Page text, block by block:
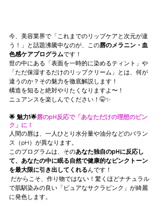
今、美容業界で「これまでのリップケアと次元が違
う！」と話題沸騰中なのが、この唇のメラニン・血
色感ケアプログラムです！
世の中にある「表面を一時的に染めるティント」や
「ただ保湿するだけのリップクリーム」とは、何が
違うのか？その魅力を徹底解説します！
構造を知ると絶対やりたくなりますよ〜！
ニュアンスを楽しんでください！🤫✨
🌟 魅力1🌟唇のpH反応で「あなただけの理想のピン
ク」に！
人間の唇は、一人ひとり水分量や油分などのバラン
ス（pH）が異なります。
このプログラムは、そのあなた独自のpHに反応し
て、あなたの中に眠る自然で健康的なピンクトーン
を最大限に引き出してくれる んです！
で肌馴染みの良い「ピュアなサクラピンク」が綺麗
に発色します。